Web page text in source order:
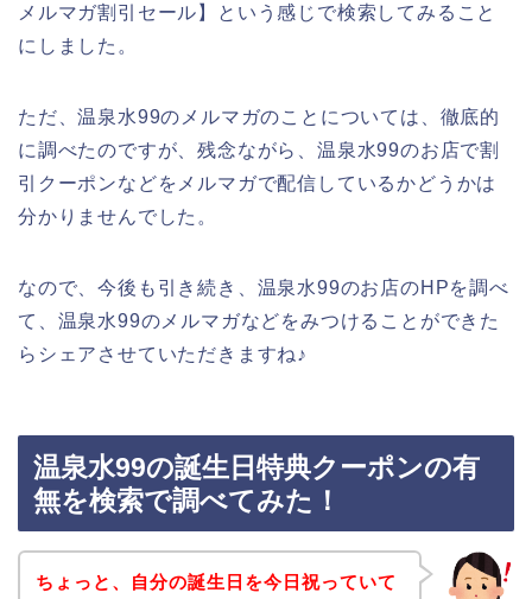
メルマガ割引セール】という感じで検索してみること
にしました。
ただ、温泉水99のメルマガのことについては、徹底的
に調べたのですが、残念ながら、温泉水99のお店で割
引クーポンなどをメルマガで配信しているかどうかは
分かりませんでした。
なので、今後も引き続き、温泉水99のお店のHPを調べ
て、温泉水99のメルマガなどをみつけることができた
らシェアさせていただきますね♪
温泉水99の誕生日特典クーポンの有
無を検索で調べてみた！
ちょっと、自分の誕生日を今日祝っていて